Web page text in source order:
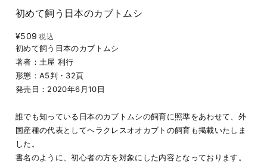
初めて飼う日本のカブトムシ
¥509 税込
初めて飼う日本のカブトムシ
著者：土屋 利行
形態：A5判・32頁
発売日：2020年6月10日
誰でも知っている日本のカブトムシの飼育に照準をあわせて、外
国産種の代表としてヘラクレスオオカブトの飼育も掲載いたしま
した。
書名のように、初心者の方を対象にした内容となっております。